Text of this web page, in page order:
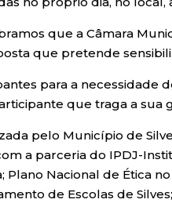
que a Câmara
que pretende
para a necessidade
que traga a sua
pelo Município de
a parceria do IPDJ-
Plano Nacional de Ética
de Escolas de